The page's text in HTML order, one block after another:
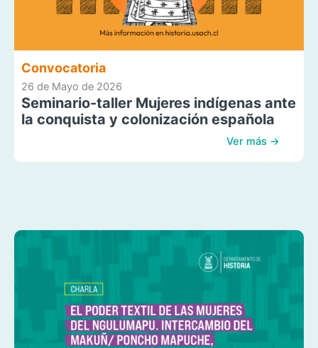
Convocatoria
26 de Mayo de 2026
Seminario-taller Mujeres indígenas ante
la conquista y colonización española
Ver más →